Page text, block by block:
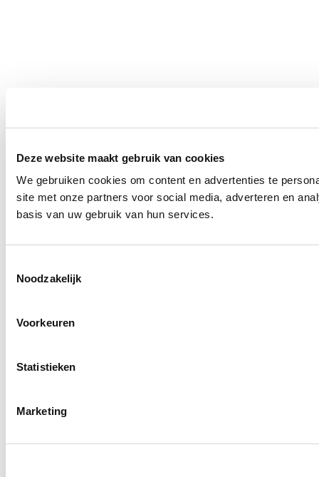
Deze website maakt gebruik van cookies
We gebruiken cookies om content en advertenties te
site met onze partners voor social media, adverteren en
basis van uw gebruik van hun services.
Noodzakelijk
Voorkeuren
Statistieken
Marketing